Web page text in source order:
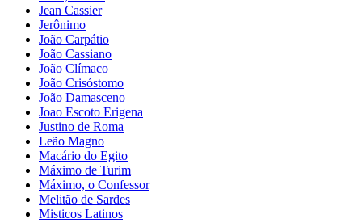
Jean Cassier
Jerônimo
João Carpátio
João Cassiano
João Clímaco
João Crisóstomo
João Damasceno
Joao Escoto Erigena
Justino de Roma
Leão Magno
Macário do Egito
Máximo de Turim
Máximo, o Confessor
Melitão de Sardes
Misticos Latinos